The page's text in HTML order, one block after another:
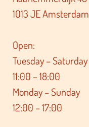
1013 JE Amsterdam
Open:
Tuesday – Saturday
11:00 – 18:00
Monday – Sunday
12:00 – 17:00